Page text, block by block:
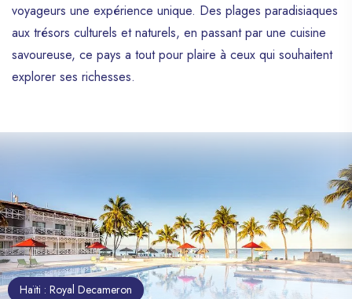
voyageurs une expérience unique. Des plages paradisiaques
aux trésors culturels et naturels, en passant par une cuisine
savoureuse, ce pays a tout pour plaire à ceux qui souhaitent
explorer ses richesses.
Haïti : Royal Decameron